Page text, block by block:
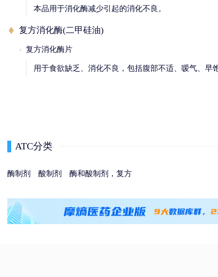
本品用于消化酶减少引起的消化不良。
复方消化酶(二甲硅油)
复方消化酶片
用于食欲缺乏、消化不良，包括腹部不适、嗳气、
ATC分类
酶制剂 酸制剂 酶和酸制剂，复方